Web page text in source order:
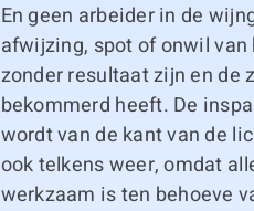
En geen arbeider in de
afwijzing, spot of onwil
zonder resultaat zijn en de
bekommerd heeft. De
wordt van de kant van de
ook telkens weer, omdat
werkzaam is ten behoeve